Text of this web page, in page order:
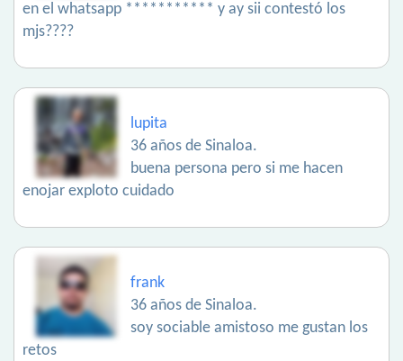
en el whatsapp *********** y ay sii contestó los
mjs????
lupita
36 años de Sinaloa.
buena persona pero si me hacen
enojar exploto cuidado
frank
36 años de Sinaloa.
soy sociable amistoso me gustan los
retos